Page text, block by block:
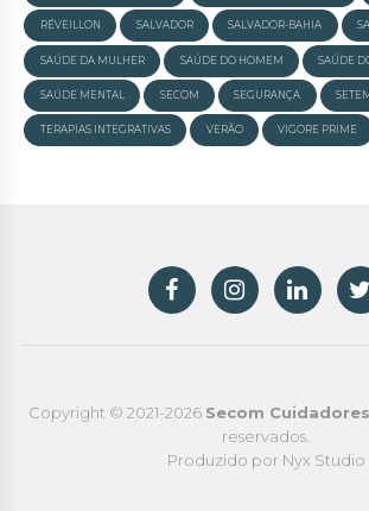
RÉVEILLON SALVADOR SALVADOR-BAHIA
SAÚDE DA MULHER SAÚDE DO HOMEM SAÚDE
SAÚDE MENTAL SECOM SEGURANÇA
TERAPIAS INTEGRATIVAS VERÃO VIGORE PRIME
Copyright © 2021-2026 Secom Cuidadores
reservados.
Produzido por Nyx Studio